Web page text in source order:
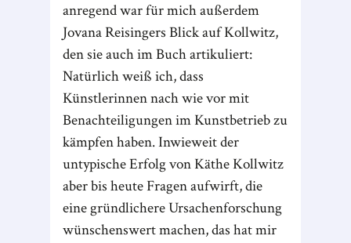
anregend war für mich außerdem
Jovana Reisingers Blick auf Kollwitz,
den sie auch im Buch artikuliert:
Natürlich weiß ich, dass
Künstlerinnen nach wie vor mit
Benachteiligungen im Kunstbetrieb zu
kämpfen haben. Inwieweit der
untypische Erfolg von Käthe Kollwitz
aber bis heute Fragen aufwirft, die
eine gründlichere Ursachenforschung
wünschenswert machen, das hat mir